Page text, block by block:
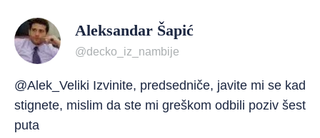
Aleksandar Šapić
@decko_iz_nambije
@Alek_Veliki Izvinite, predsedniče, javite mi se kad
stignete, mislim da ste mi greškom odbili poziv šest
puta